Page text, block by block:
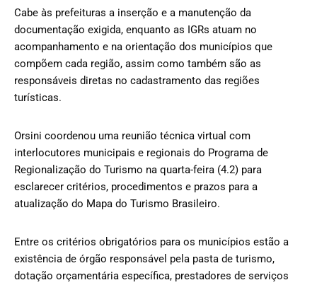
Cabe às prefeituras a inserção e a manutenção da
documentação exigida, enquanto as IGRs atuam no
acompanhamento e na orientação dos municípios que
compõem cada região, assim como também são as
responsáveis diretas no cadastramento das regiões
turísticas.
Orsini coordenou uma reunião técnica virtual com
interlocutores municipais e regionais do Programa de
Regionalização do Turismo na quarta-feira (4.2) para
esclarecer critérios, procedimentos e prazos para a
atualização do Mapa do Turismo Brasileiro.
Entre os critérios obrigatórios para os municípios estão a
existência de órgão responsável pela pasta de turismo,
dotação orçamentária específica, prestadores de serviços